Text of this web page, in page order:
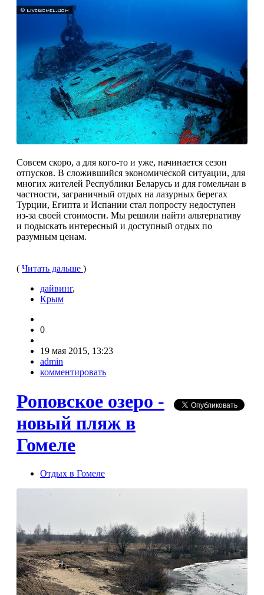
Совсем скоро, а для кого-то и уже, начинается сезон
отпусков. В сложившийся экономической ситуации, для
многих жителей Республики Беларусь и для гомельчан в
частности, заграничный отдых на лазурных берегах
Турции, Египта и Испании стал попросту недоступен
из-за своей стоимости. Мы решили найти альтернативу
и подыскать интересный и доступный отдых по
разумным ценам.
( Читать дальше )
дайвинг,
Крым
0
19 мая 2015, 13:23
admin
комментировать
Роповское озеро -
новый пляж в
Гомеле
Отдых в Гомеле